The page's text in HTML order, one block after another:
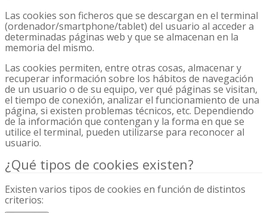
Las cookies son ficheros que se descargan en el terminal
(ordenador/smartphone/tablet) del usuario al acceder a
determinadas páginas web y que se almacenan en la
memoria del mismo.
Las cookies permiten, entre otras cosas, almacenar y
recuperar información sobre los hábitos de navegación
de un usuario o de su equipo, ver qué páginas se visitan,
el tiempo de conexión, analizar el funcionamiento de una
página, si existen problemas técnicos, etc. Dependiendo
de la información que contengan y la forma en que se
utilice el terminal, pueden utilizarse para reconocer al
usuario.
¿Qué tipos de cookies existen?
Existen varios tipos de cookies en función de distintos
criterios: